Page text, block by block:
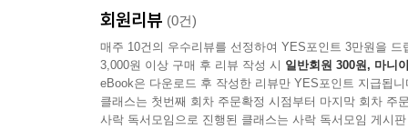
어록체, 고문서, 간찰, 외교문서, 과학기술서 등 전
4. 고전적정리이론총서
원문의 정본화, 서지학, 표점과 교감학, 고전적의
회원리뷰 (0건)
매주 10건의 우수리뷰를 선정하여 YES포인트 3만원을 드
3,000원 이상 구매 후 리뷰 작성 시 일반회원 300원, 마니
eBook은 다운로드 후 작성한 리뷰만 YES포인트 지급됩니
클래스는 첫번째 회차 주문확정 시점부터 마지막 회차 주
사락 독서모임으로 진행된 클래스는 사락 독서모임 게시